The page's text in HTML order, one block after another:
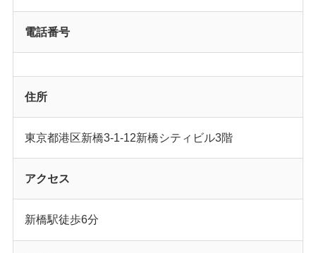
電話番号
住所
東京都港区新橋3-1-12新橋シティビル3階
アクセス
新橋駅徒歩6分